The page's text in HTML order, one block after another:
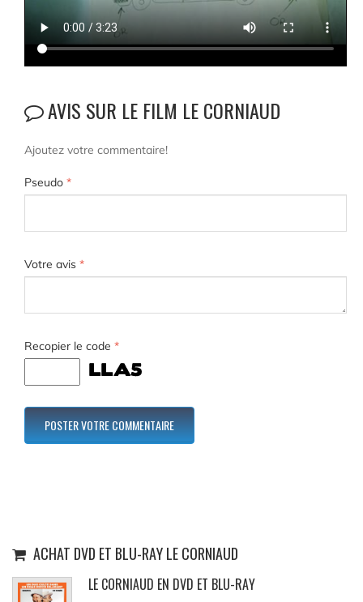
AVIS SUR LE FILM LE CORNIAUD
Ajoutez votre commentaire!
Pseudo *
Votre avis *
Recopier le code *
ACHAT DVD ET BLU-RAY LE CORNIAUD
LE CORNIAUD EN DVD ET BLU-RAY